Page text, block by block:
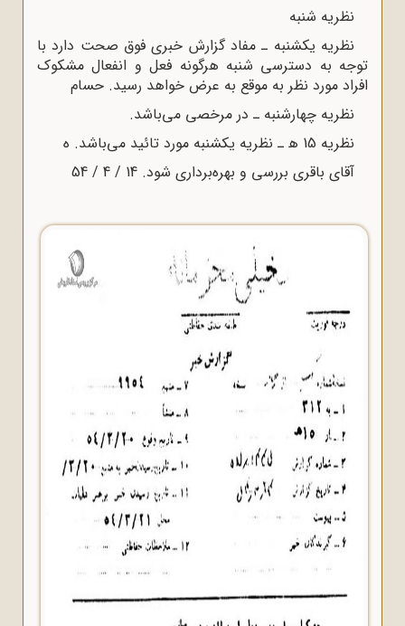
نظریه شنبه
نظریه یکشنبه ـ مفاد گزارش خبرى فوق صحت دارد با
به دسترسى شنبه هرگونه فعل و انفعال مشکوک
مورد نظر به موقع به عرض خواهد رسید. حسام
نظریه چهارشنبه ـ در مرخصى مى‌باشد.
آقاى باقرى بررسى و بهره‌بردارى شود. 14 / 4 / 54